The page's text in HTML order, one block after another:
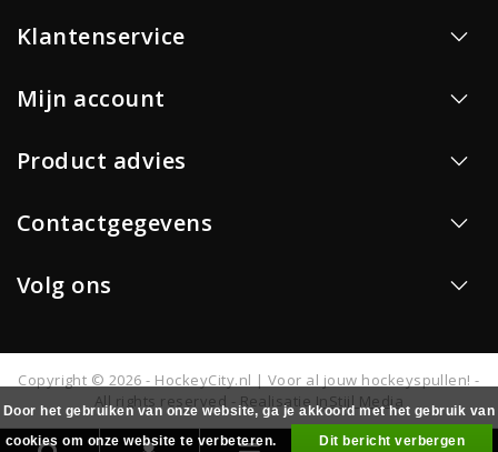
Klantenservice
Mijn account
Product advies
Contactgegevens
Volg ons
Copyright © 2026 - HockeyCity.nl | Voor al jouw hockeyspullen! -
All rights reserved - Realisatie InStijl Media
0
Door het gebruiken van onze website, ga je akkoord met het gebruik van
cookies om onze website te verbeteren.
Dit bericht verbergen